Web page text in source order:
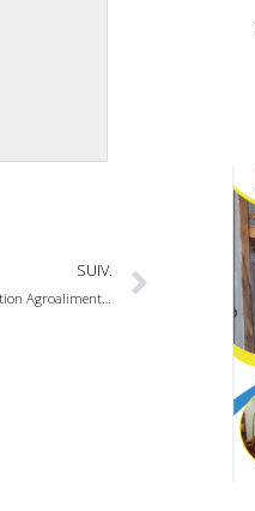
SUIV.
Avis de sélection d’apprenants en Transformation Agroalimentaire